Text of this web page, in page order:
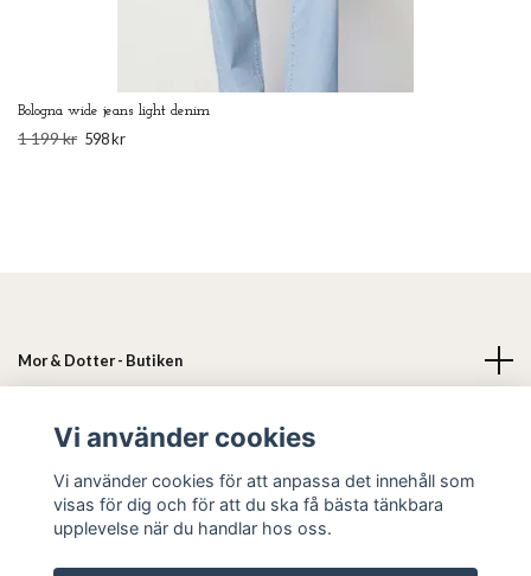
Bologna wide jeans light denim
1 199 kr 598 kr
Mor & Dotter - Butiken
Sociala medier
Vi använder cookies
Vi använder cookies för att anpassa det innehåll som
visas för dig och för att du ska få bästa tänkbara
upplevelse när du handlar hos oss.